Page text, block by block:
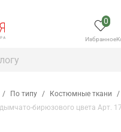
0
Избранное
/ По типу / Костюмные ткани
/
бирюзового цвета Арт.